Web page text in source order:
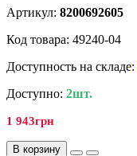
Артикул: 8200692605
Код товара: 49240-04
Доступность на складе:
Доступно: 2шт.
1 943грн
В корзину